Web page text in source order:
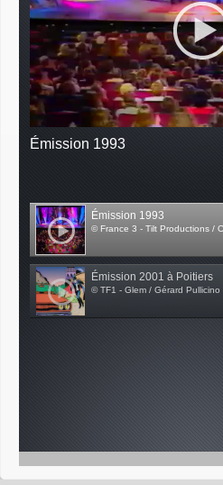
Émission 1993
Émission 1993
© France 3 - Tilt Productions /
Émission 2001 à Poitiers
© TF1 - Glem / Gérard